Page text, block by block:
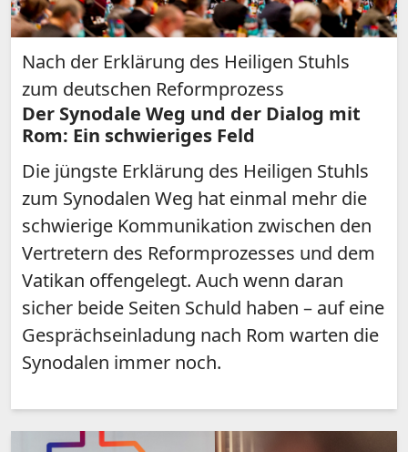
Nach der Erklärung des Heiligen Stuhls
zum deutschen Reformprozess
Der Synodale Weg und der Dialog mit
Rom: Ein schwieriges Feld
Die jüngste Erklärung des Heiligen Stuhls
zum Synodalen Weg hat einmal mehr die
schwierige Kommunikation zwischen den
Vertretern des Reformprozesses und dem
Vatikan offengelegt. Auch wenn daran
sicher beide Seiten Schuld haben – auf eine
Gesprächseinladung nach Rom warten die
Synodalen immer noch.